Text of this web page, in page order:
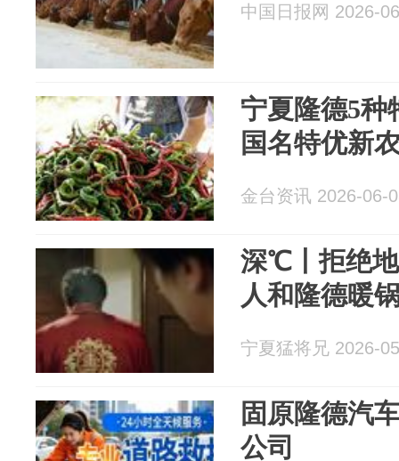
中国日报网 2026-
宁夏隆德5种
国名特优新
金台资讯 2026-06-
深℃丨拒绝
人和隆德暖
宁夏猛将兄 2026-
固原隆德汽
公司